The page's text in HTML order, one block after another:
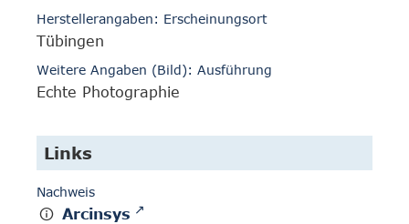
Herstellerangaben: Erscheinungsort
Tübingen
Weitere Angaben (Bild): Ausführung
Echte Photographie
Links
Nachweis
Arcinsys